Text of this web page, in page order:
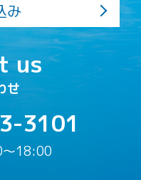
み
us
せ
3101
〜18:00